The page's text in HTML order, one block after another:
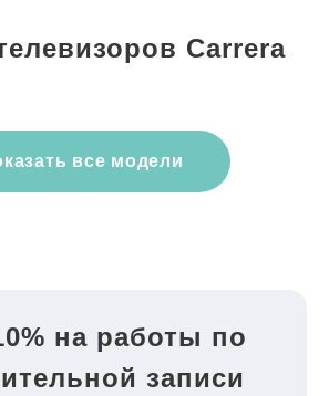
Carrera
все модели
на работы по
записи